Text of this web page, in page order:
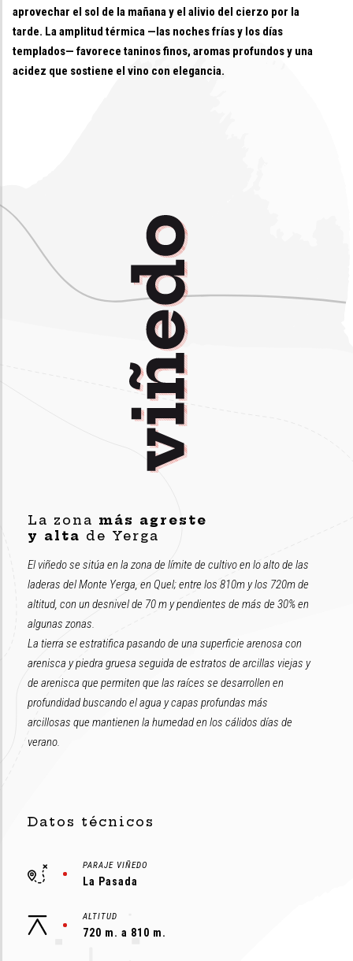
aprovechar el sol de la mañana y el alivio del cierzo por la
tarde. La amplitud térmica —las noches frías y los días
templados— favorece taninos finos, aromas profundos y una
acidez que sostiene el vino con elegancia.
La zona más agreste
y alta de Yerga
El viñedo se sitúa en la zona de límite de cultivo en lo alto de las
laderas del Monte Yerga, en Quel; entre los 810m y los 720m de
altitud, con un desnivel de 70 m y pendientes de más de 30% en
algunas zonas.
La tierra se estratifica pasando de una superficie arenosa con
arenisca y piedra gruesa seguida de estratos de arcillas viejas y
de arenisca que permiten que las raíces se desarrollen en
profundidad buscando el agua y capas profundas más
arcillosas que mantienen la humedad en los cálidos días de
verano.
Datos técnicos
PARAJE VIÑEDO
La Pasada
ALTITUD
720 m. a 810 m.